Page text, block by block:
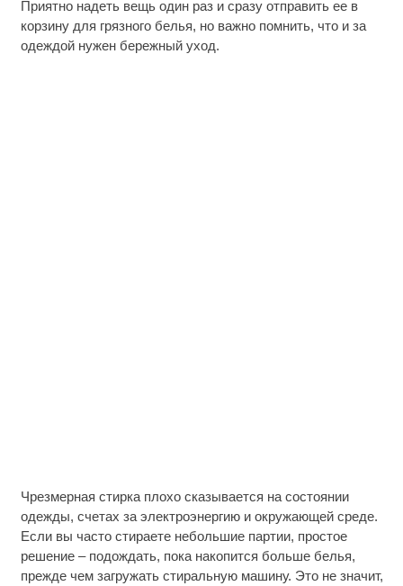
Приятно надеть вещь один раз и сразу отправить ее в
корзину для грязного белья, но важно помнить, что и за
одеждой нужен бережный уход.
Чрезмерная стирка плохо сказывается на состоянии
одежды, счетах за электроэнергию и окружающей среде.
Если вы часто стираете небольшие партии, простое
решение – подождать, пока накопится больше белья,
прежде чем загружать стиральную машину. Это не значит,